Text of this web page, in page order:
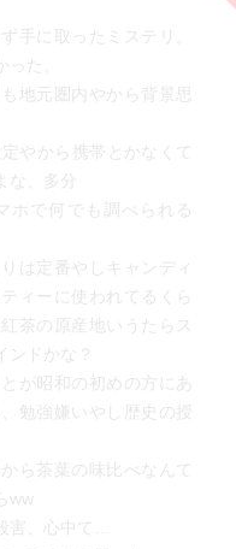
手に取ったミステリ。
た。
地元圏内やから背景思
やから携帯とかなくて
な、多分
ホで何でも調べられる
は定番やしキャンディ
ィーに使われてるくら
茶の原産地いうたらス
ンドかな？
が昭和の初めの方にあ
勉強嫌いやし歴史の授
ら茶葉の味比べなんて
ww
害、心中て…